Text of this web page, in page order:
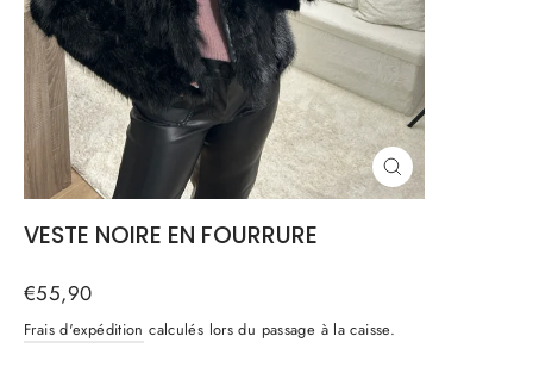
FERMER
(ESC)
VESTE NOIRE EN FOURRURE
Prix
régulier
€55,90
Frais d'expédition calculés lors du passage à la caisse.